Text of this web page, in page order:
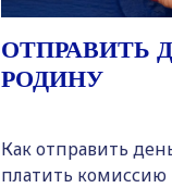
ОТПРАВИТЬ
РОДИНУ
Как отправить
платить комиссию